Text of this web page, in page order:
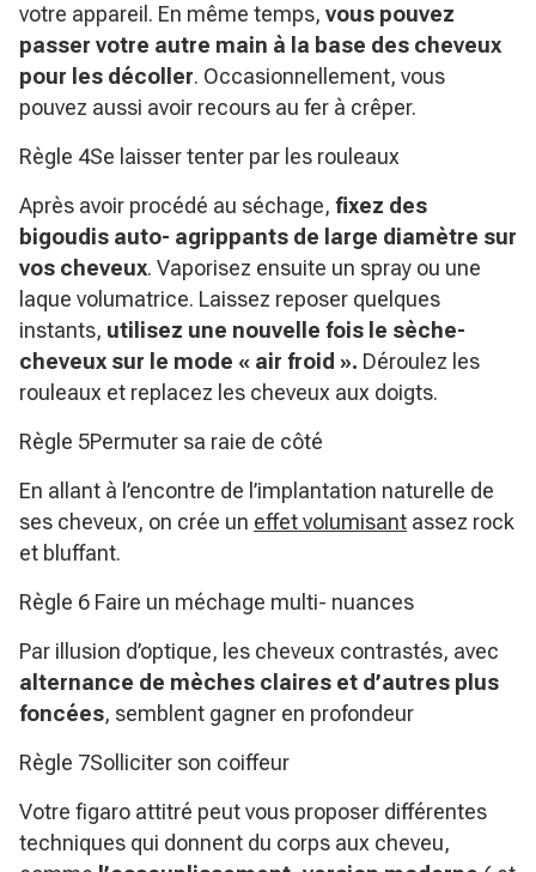
votre appareil. En même temps, vous pouvez
passer votre autre main à la base des cheveux
pour les décoller. Occasionnellement, vous
pouvez aussi avoir recours au fer à crêper.
Règle 4Se laisser tenter par les rouleaux
Après avoir procédé au séchage, fixez des
bigoudis auto- agrippants de large diamètre sur
vos cheveux. Vaporisez ensuite un spray ou une
laque volumatrice. Laissez reposer quelques
instants, utilisez une nouvelle fois le sèche-
cheveux sur le mode « air froid ». Déroulez les
rouleaux et replacez les cheveux aux doigts.
Règle 5Permuter sa raie de côté
En allant à l’encontre de l’implantation naturelle de
ses cheveux, on crée un effet volumisant assez rock
et bluffant.
Règle 6 Faire un méchage multi- nuances
Par illusion d’optique, les cheveux contrastés, avec
alternance de mèches claires et d’autres plus
foncées, semblent gagner en profondeur
Règle 7Solliciter son coiffeur
Votre figaro attitré peut vous proposer différentes
techniques qui donnent du corps aux cheveu,